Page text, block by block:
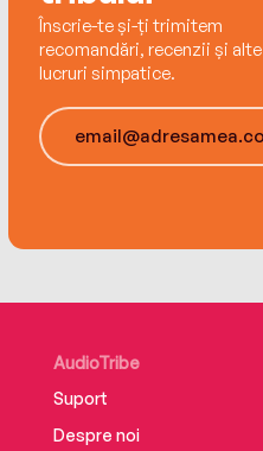
Înscrie-te și-ți trimitem
recomandări, recenzii și alte
lucruri simpatice.
AudioTribe
Suport
Despre noi